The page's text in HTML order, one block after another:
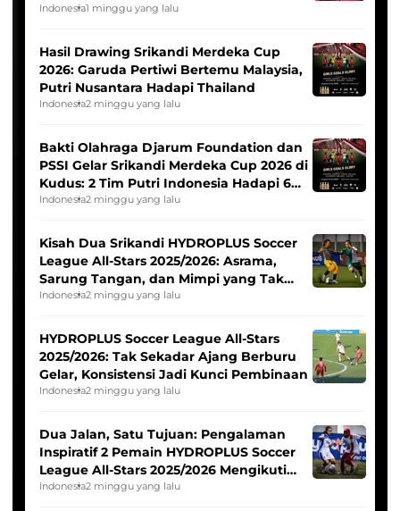
Indonesia1 minggu yang lalu
Hasil Drawing Srikandi Merdeka Cup
2026: Garuda Pertiwi Bertemu Malaysia,
Putri Nusantara Hadapi Thailand
Indonesia2 minggu yang lalu
Bakti Olahraga Djarum Foundation dan
PSSI Gelar Srikandi Merdeka Cup 2026 di
Kudus: 2 Tim Putri Indonesia Hadapi 6
Tim Asia
Indonesia2 minggu yang lalu
Kisah Dua Srikandi HYDROPLUS Soccer
League All-Stars 2025/2026: Asrama,
Sarung Tangan, dan Mimpi yang Tak
Pernah Padam
Indonesia2 minggu yang lalu
HYDROPLUS Soccer League All-Stars
2025/2026: Tak Sekadar Ajang Berburu
Gelar, Konsistensi Jadi Kunci Pembinaan
Indonesia2 minggu yang lalu
Dua Jalan, Satu Tujuan: Pengalaman
Inspiratif 2 Pemain HYDROPLUS Soccer
League All-Stars 2025/2026 Mengikuti
Seleksi Timnas Indonesia Putri
Indonesia2 minggu yang lalu